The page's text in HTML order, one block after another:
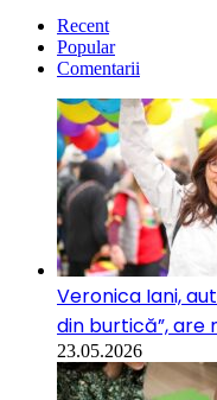
Recent
Popular
Comentarii
Veronica Iani,
din burtică”, are
23.05.2026